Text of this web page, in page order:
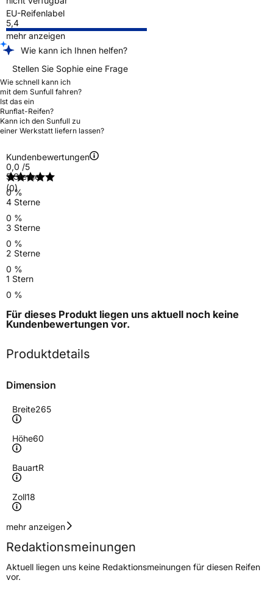
EU-Reifenlabel
5,4
mehr anzeigen
Wie kann ich Ihnen helfen?
Stellen Sie Sophie eine Frage
Wie schnell kann ich
mit dem Sunfull fahren?
Ist das ein
Runflat-Reifen?
Kann ich den Sunfull zu
einer Werkstatt liefern lassen?
Kundenbewertungen
0,0 /5
(0)
5 Sterne
0 %
4 Sterne
0 %
3 Sterne
0 %
2 Sterne
0 %
1 Stern
0 %
Für dieses Produkt liegen uns aktuell noch keine
Kundenbewertungen vor.
Produktdetails
Dimension
Breite265
Höhe60
BauartR
Zoll18
Geschwindigkeitsindex
Höchstgeschwindigkeit
190 km/h
Lastindex110
mehr anzeigen
Redaktionsmeinungen
Aktuell liegen uns keine Redaktionsmeinungen für diesen Reifen
vor.